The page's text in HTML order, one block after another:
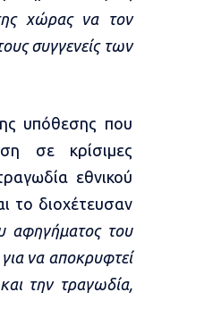
χώρας να τον
συγγενείς των
υπόθεσης που
σε κρίσιμες
εθνικού
το διοχέτευσαν
αφηγήματος του
να αποκρυφτεί
την τραγωδία,